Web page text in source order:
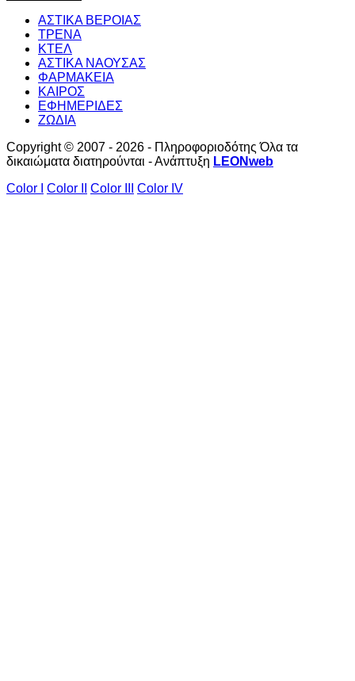
ΑΣΤΙΚΑ ΒΕΡΟΙΑΣ
ΤΡΕΝΑ
ΚΤΕΛ
ΑΣΤΙΚΑ ΝΑΟΥΣΑΣ
ΦΑΡΜΑΚΕΙΑ
ΚΑΙΡΟΣ
ΕΦΗΜΕΡΙΔΕΣ
ΖΩΔΙΑ
Copyright © 2007 - 2026 - Πληροφοριοδότης Όλα τα
δικαιώματα διατηρούνται - Ανάπτυξη LEONweb
Color I
Color II Color III Color IV